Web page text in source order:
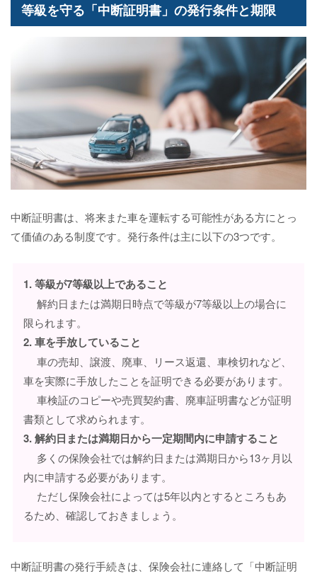
等級を守る「中断証明書」の発行条件と期限
中断証明書は、将来また車を運転する可能性がある方にとっ
て価値のある制度です。発行条件は主に以下の3つです。
1. 等級が7等級以上であること
解約日または満期日時点で等級が7等級以上の場合に
限られます。
2. 車を手放していること
車の売却、譲渡、廃車、リース返還、車検切れなど、
車を実際に手放したことを証明できる必要があります。
車検証のコピーや売買契約書、廃車証明書などが証明
書類として求められます。
3. 解約日または満期日から一定期間内に申請すること
多くの保険会社では解約日または満期日から13ヶ月以
内に申請する必要があります。
ただし保険会社によっては5年以内とするところもあ
るため、確認しておきましょう。
中断証明書の発行手続きは、保険会社に連絡して「中断証明